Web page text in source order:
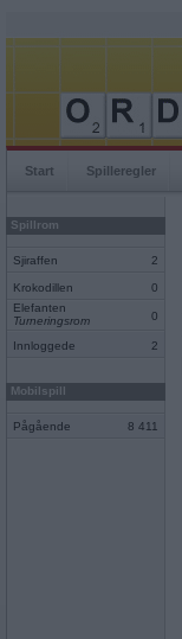
Start Spilleregler
Spillrom
Sjiraffen 2
Krokodillen
0
Elefanten
Turneringsrom
0
Innloggede 2
Mobilspill
Pågående 8 411